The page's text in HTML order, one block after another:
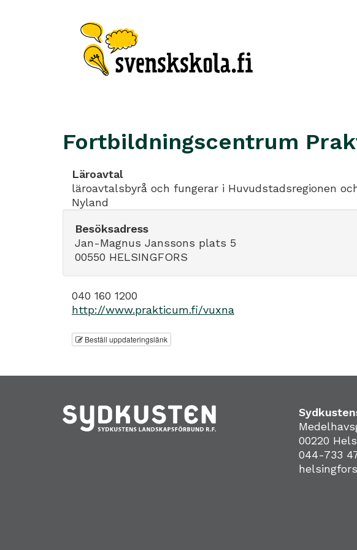
Fortbildningscentrum
Läroavtal
läroavtalsbyrå och fungerar i Huvudstadsregionen
Nyland
Besöksadress
Jan-Magnus Janssons plats 5
00550 HELSINGFORS
040 160 1200
http://www.prakticum.fi/vuxna
Beställ uppdateringslänk
00220
044-733